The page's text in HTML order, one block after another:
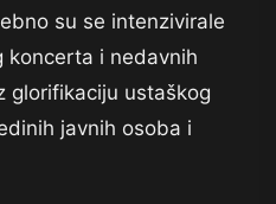
su se intenzivirale
koncerta i nedavnih
glorifikaciju ustaškog
javnih osoba i